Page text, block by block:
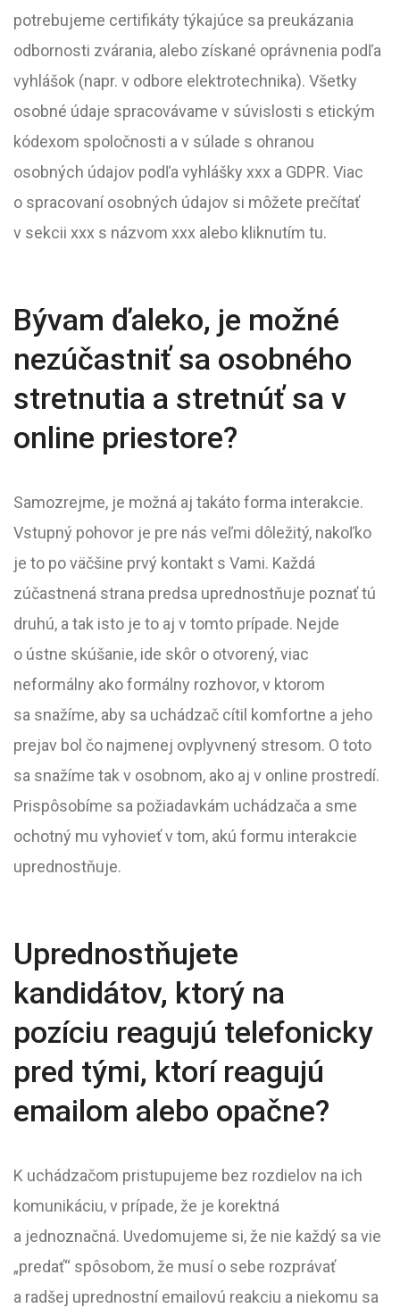
potrebujeme certifikáty týkajúce sa preukázania
odbornosti zvárania, alebo získané oprávnenia podľa
vyhlášok (napr. v odbore elektrotechnika). Všetky
osobné údaje spracovávame v súvislosti s etickým
kódexom spoločnosti a v súlade s ohranou
osobných údajov podľa vyhlášky xxx a GDPR. Viac
o spracovaní osobných údajov si môžete prečítať
v sekcii xxx s názvom xxx alebo kliknutím tu.
Bývam ďaleko, je možné
nezúčastniť sa osobného
stretnutia a stretnúť sa v
online priestore?
Samozrejme, je možná aj takáto forma interakcie.
Vstupný pohovor je pre nás veľmi dôležitý, nakoľko
je to po väčšine prvý kontakt s Vami. Každá
zúčastnená strana predsa uprednostňuje poznať tú
druhú, a tak isto je to aj v tomto prípade. Nejde
o ústne skúšanie, ide skôr o otvorený, viac
neformálny ako formálny rozhovor, v ktorom
sa snažíme, aby sa uchádzač cítil komfortne a jeho
prejav bol čo najmenej ovplyvnený stresom. O toto
sa snažíme tak v osobnom, ako aj v online prostredí.
Prispôsobíme sa požiadavkám uchádzača a sme
ochotný mu vyhovieť v tom, akú formu interakcie
uprednostňuje.
Uprednostňujete
kandidátov, ktorý na
pozíciu reagujú telefonicky
pred tými, ktorí reagujú
emailom alebo opačne?
K uchádzačom pristupujeme bez rozdielov na ich
komunikáciu, v prípade, že je korektná
a jednoznačná. Uvedomujeme si, že nie každý sa vie
„predať“ spôsobom, že musí o sebe rozprávať
a radšej uprednostní emailovú reakciu a niekomu sa